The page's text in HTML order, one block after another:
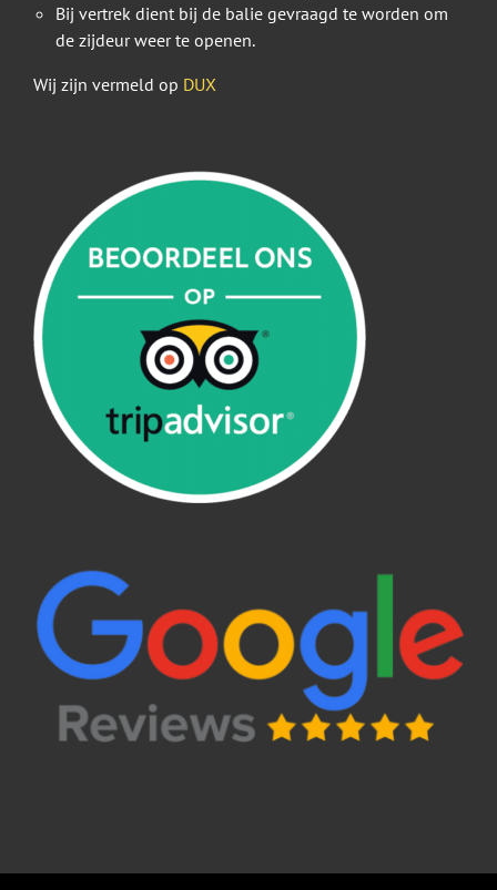
Bij vertrek dient bij de balie gevraagd te worden om
de zijdeur weer te openen.
Wij zijn vermeld op DUX